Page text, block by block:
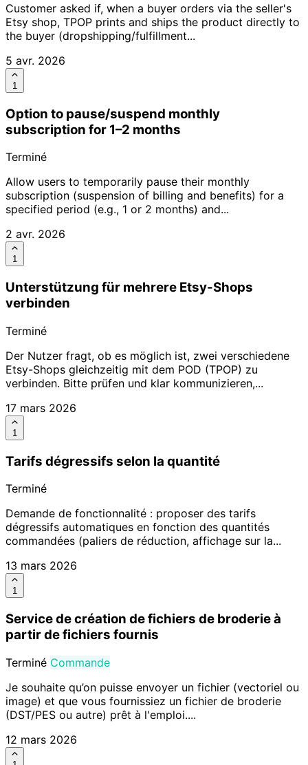
Customer asked if, when a buyer orders via the seller's
Etsy shop, TPOP prints and ships the product directly to
the buyer (dropshipping/fulfillment...
5 avr. 2026
1
Option to pause/suspend monthly
subscription for 1–2 months
Terminé
Allow users to temporarily pause their monthly
subscription (suspension of billing and benefits) for a
specified period (e.g., 1 or 2 months) and...
2 avr. 2026
1
Unterstützung für mehrere Etsy-Shops
verbinden
Terminé
Der Nutzer fragt, ob es möglich ist, zwei verschiedene
Etsy-Shops gleichzeitig mit dem POD (TPOP) zu
verbinden. Bitte prüfen und klar kommunizieren,...
17 mars 2026
1
Tarifs dégressifs selon la quantité
Terminé
Demande de fonctionnalité : proposer des tarifs
dégressifs automatiques en fonction des quantités
commandées (paliers de réduction, affichage sur la...
13 mars 2026
1
Service de création de fichiers de broderie à
partir de fichiers fournis
Terminé Commande
Je souhaite qu’on puisse envoyer un fichier (vectoriel ou
image) et que vous fournissiez un fichier de broderie
(DST/PES ou autre) prêt à l'emploi....
12 mars 2026